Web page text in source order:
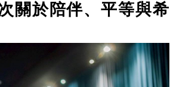
關於陪伴、平等與希